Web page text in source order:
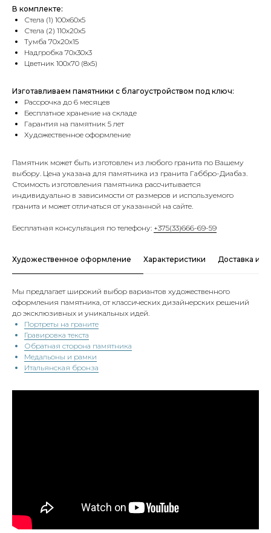
В комплекте:
Стела (1) 100х60х5
Стела (2) 110х20х5
Тумба 70х20х15
Надгробка 70х30х3
Цветник 100х70 (8х5)
Изготавливаем памятники с благоустройством под ключ:
Рассрочка до 6 месяцев
Бесплатное хранение на складе
Гарантия на памятник 5 лет
Художественное оформление
Памятник может быть изготовлен из любого гранита по Вашему
выбору. Цена указана для памятника из гранита Габбро-Диабаз.
Стоимость изготовления памятника рассчитывается
индивидуально в зависимости от размеров и используемого
гранита и может отличаться от указанной на сайте.
Бесплатная консультация по телефону: +375(33)666-69-59
Художественное оформление Характеристики Доставка и
Мы предлагает широкий выбор вариантов художественного
оформления памятника, от классических дизайнерских решений
до эксклюзивных и уникальных идей.
Портреты на граните
Гравировка текста
Обратная сторона памятника
Медальоны и рамки
Итальянская бронза